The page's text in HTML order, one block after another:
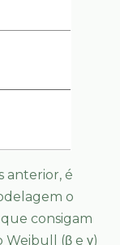
anterior, é
o
consigam
(β e γ)